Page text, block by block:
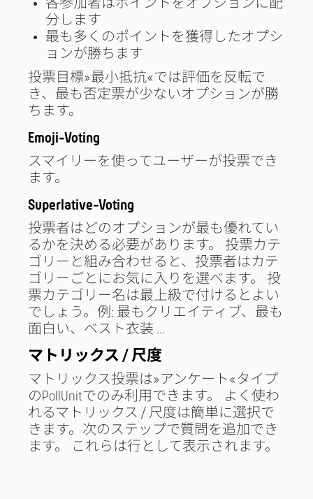
各参加者はポイントをオプションに配
分します
最も多くのポイントを獲得したオプシ
ョンが勝ちます
投票目標»最小抵抗«では評価を反転で
き、最も否定票が少ないオプションが勝
ちます。
Emoji-Voting
スマイリーを使ってユーザーが投票でき
ます。
Superlative-Voting
投票者はどのオプションが最も優れてい
るかを決める必要があります。 投票カテ
ゴリーと組み合わせると、投票者はカテ
ゴリーごとにお気に入りを選べます。 投
票カテゴリー名は最上級で付けるとよい
でしょう。例: 最もクリエイティブ、最も
面白い、ベスト衣装 ...
マトリックス / 尺度
マトリックス投票は»アンケート«タイプ
のPollUnitでのみ利用できます。 よく使わ
れるマトリックス / 尺度は簡単に選択で
きます。次のステップで質問を追加でき
ます。 これらは行として表示されます。